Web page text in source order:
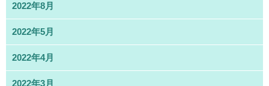
2022年8月
2022年5月
2022年4月
2022年3月